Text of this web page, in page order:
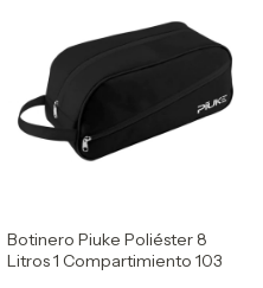
Botinero Piuke Poliéster 8
Litros 1 Compartimiento 103